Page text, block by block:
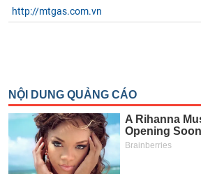
http://mtgas.com.vn